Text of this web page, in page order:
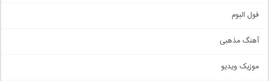
اجتماعی
حماسی
سنتی
فول البوم
آهنگ مذهبی
موزیک ویدیو